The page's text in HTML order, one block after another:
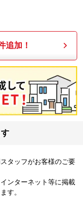
追加！
タッフがお客様のご要
ンターネット等に掲載
す。